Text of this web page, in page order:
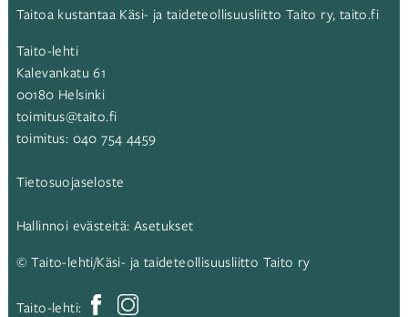
Taitoa kustantaa Käsi- ja taideteollisuusliitto Taito ry, taito.fi
Taito-lehti
Kalevankatu 61
00180 Helsinki
toimitus@taito.fi
toimitus: 040 754 4459
Tietosuojaseloste
Hallinnoi evästeitä: Asetukset
© Taito-lehti/Käsi- ja taideteollisuusliitto Taito ry
Taito-lehti: